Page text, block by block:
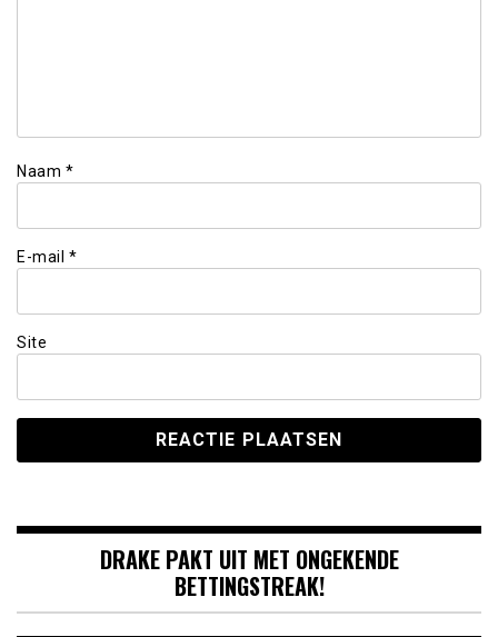
Naam *
E-mail *
Site
DRAKE PAKT UIT MET ONGEKENDE
BETTINGSTREAK!